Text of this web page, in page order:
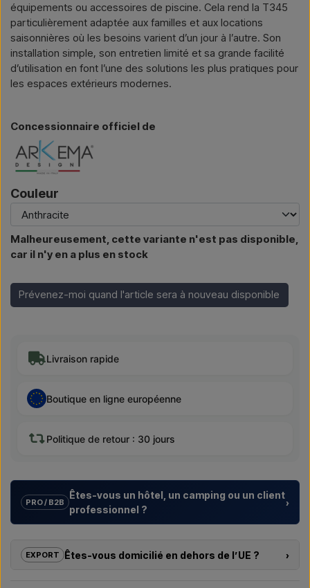
équipements ou accessoires de piscine. Cela rend la T345
particulièrement adaptée aux familles et aux locations
saisonnières où les besoins varient d’un jour à l’autre. Son
installation simple, son entretien limité et sa grande facilité
d’utilisation en font l’une des solutions les plus pratiques pour
les espaces extérieurs modernes.
Concessionnaire officiel de
Couleur
Malheureusement, cette variante n'est pas disponible,
car il n'y en a plus en stock
Prévenez-moi quand l'article sera à nouveau disponible
Livraison rapide
Boutique en ligne européenne
Politique de retour : 30 jours
PRO / B2B
Êtes-vous un hôtel, un camping ou un client
professionnel ?
›
promoteurs immobiliers avec des
pour douches extérieures – du choix du modèle à la bonne
EXPORT Êtes-vous domicilié en dehors de l’UE ?
›